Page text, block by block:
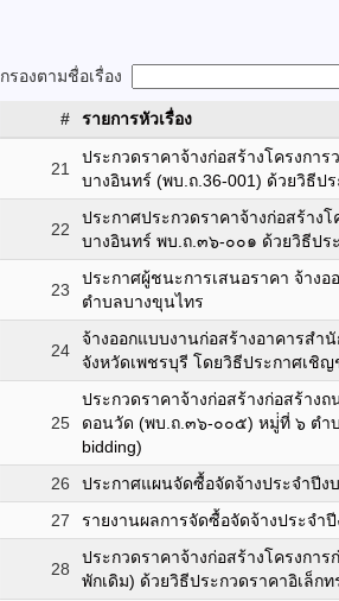
กรองตามชื่อเรื่อง
# รายการหัวเรื่อง
21
ประกวดราคาจ้างก่อสร้างโครงกา
บางอินทร์ (พบ.ถ.36-001) ด้วยวิธีป
22
ประกาศประกวดราคาจ้างก่อสร้าง
บางอินทร์ พบ.ถ.๓๖-๐๐๑ ด้วยวิธีปร
23
ประกาศผู้ชนะการเสนอราคา จ้าง
ตำบลบางขุนไทร
24
จ้างออกแบบงานก่อสร้างอาคารสำ
จังหวัดเพชรบุรี โดยวิธีประกาศเชิ
25
ประกวดราคาจ้างก่อสร้างก่อสร้าง
ดอนวัด (พบ.ถ.๓๖-๐๐๕) หมู่่ที่ ๖ ตำ
bidding)
26 ประกาศแผนจัดซื้อจัดจ้างประจำปีง
27
รายงานผลการจัดซื้อจัดจ้างประจำ
28
ประกวดราคาจ้างก่อสร้างโครงกา
พักเดิม) ด้วยวิธีประกวดราคาอิเล็ก